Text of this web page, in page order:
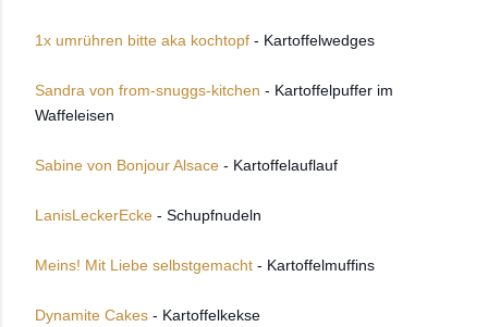
1x umrühren bitte aka kochtopf - Kartoffelwedges
Sandra von from-snuggs-kitchen - Kartoffelpuffer im
Waffeleisen
Sabine von Bonjour Alsace - Kartoffelauflauf
LanisLeckerEcke - Schupfnudeln
Meins! Mit Liebe selbstgemacht - Kartoffelmuffins
Dynamite Cakes - Kartoffelkekse